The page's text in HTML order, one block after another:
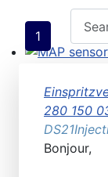
MAP sensor
1
280 150
Bonjour,